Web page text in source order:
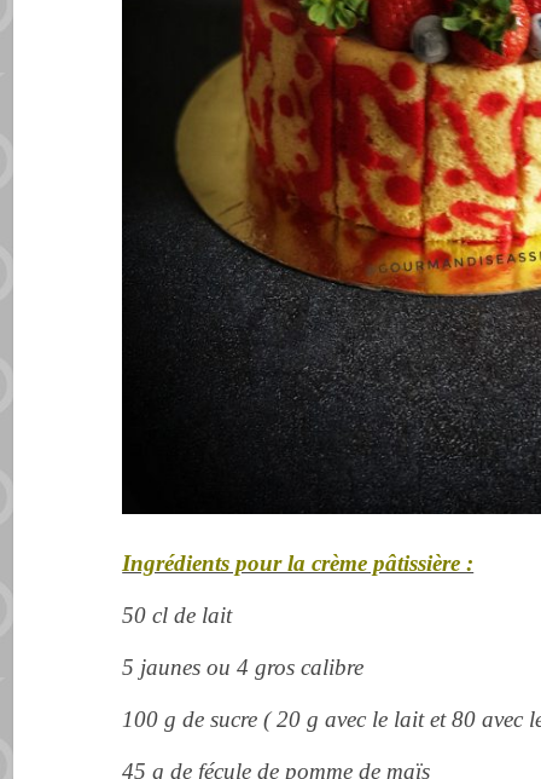
Ingrédients pour la crème pâtissière :
50 cl de lait
5 jaunes ou 4 gros calibre
100 g de sucre ( 20 g avec le lait et 80 avec
45 g de fécule de pomme de maïs